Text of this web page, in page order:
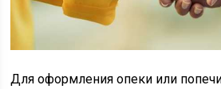
Для оформления опеки или